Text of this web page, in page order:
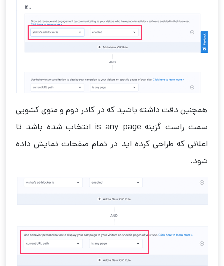
همچنین دقت داشته باشید که در کادر دوم و منوی کشویی
سمت راست گزینه is any page انتخاب شده باشد تا
اعلانی که طراحی کرده اید در تمام صفحات نمایش داده
شود.